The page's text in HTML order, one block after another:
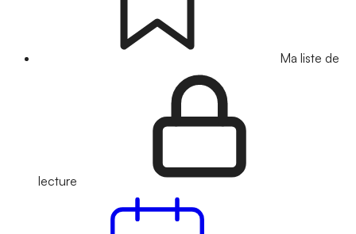
Ma liste de
lecture